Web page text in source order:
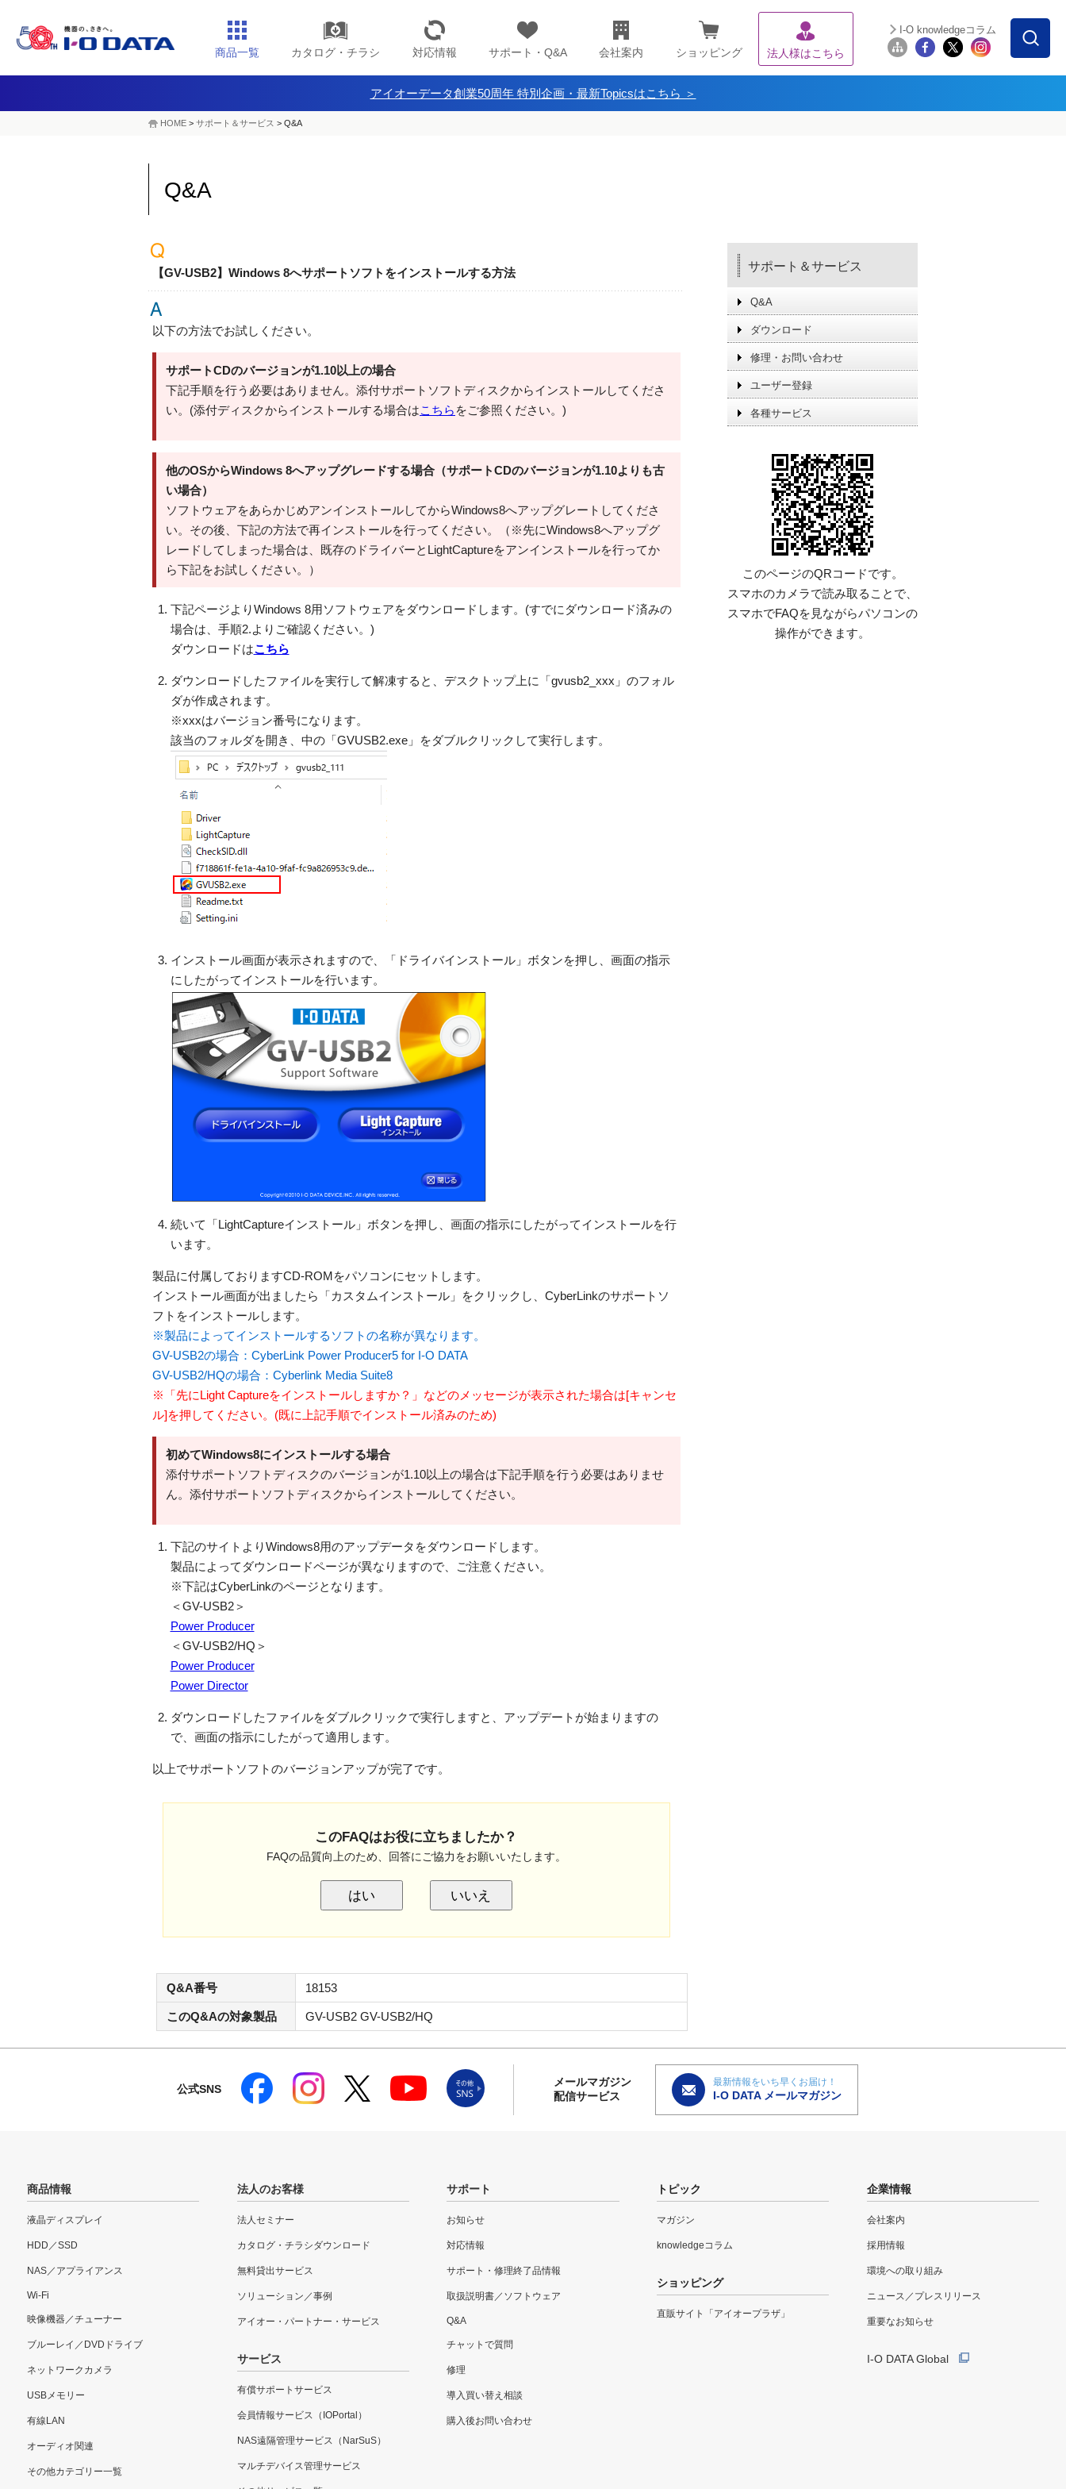
商品一覧 カタログ・チラシ 対応情報 サポート・Q&A 会社案内 ショッピング 法人様はこちら
I-O knowledgeコラム
アイオーデータ創業50周年 特別企画・最新Topicsはこちら ＞
HOME > サポート＆サービス > Q&A
Q&A
【GV-USB2】Windows 8へサポートソフトをインストールする方法
以下の方法でお試しください。
サポートCDのバージョンが1.10以上の場合
下記手順を行う必要はありません。添付サポートソフトディスクからインストールしてくださ
い。(添付ディスクからインストールする場合はこちら をご参照ください。)
他のOSからWindows 8へアップグレードする場合（サポートCDのバージョンが1.10よりも古
い場合）
ソフトウェアをあらかじめアンインストールしてからWindows8へアップグレートしてくださ
い。その後、下記の方法で再インストールを行ってください。（※先にWindows8へアップグ
レードしてしまった場合は、既存のドライバーとLightCaptureをアンインストールを行ってか
ら下記をお試しください。）
下記ページよりWindows 8用ソフトウェアをダウンロードします。(すでにダウンロード済みの
場合は、手順2.よりご確認ください。)
ダウンロードはこちら
ダウンロードしたファイルを実行して解凍すると、デスクトップ上に「gvusb2_xxx」のフォル
ダが作成されます。
※xxxはバージョン番号になります。
該当のフォルダを開き、中の「GVUSB2.exe」をダブルクリックして実行します。
インストール画面が表示されますので、「ドライバインストール」ボタンを押し、画面の指示
にしたがってインストールを行います。
続いて「LightCaptureインストール」ボタンを押し、画面の指示にしたがってインストールを行
います。
製品に付属しておりますCD-ROMをパソコンにセットします。
インストール画面が出ましたら「カスタムインストール」をクリックし、CyberLinkのサポートソ
フトをインストールします。
※製品によってインストールするソフトの名称が異なります。
GV-USB2の場合：CyberLink Power Producer5 for I-O DATA
GV-USB2/HQの場合：Cyberlink Media Suite8
※「先にLight Captureをインストールしますか？」などのメッセージが表示された場合は[キャンセ
ル]を押してください。(既に上記手順でインストール済みのため)
初めてWindows8にインストールする場合
添付サポートソフトディスクのバージョンが1.10以上の場合は下記手順を行う必要はありませ
ん。添付サポートソフトディスクからインストールしてください。
下記のサイトよりWindows8用のアップデータをダウンロードします。
製品によってダウンロードページが異なりますので、ご注意ください。
※下記はCyberLinkのページとなります。
＜GV-USB2＞
Power Producer
＜GV-USB2/HQ＞
Power Producer
Power Director
ダウンロードしたファイルをダブルクリックで実行しますと、アップデートが始まりますの
で、画面の指示にしたがって適用します。
以上でサポートソフトのバージョンアップが完了です。
このFAQはお役に立ちましたか？
FAQの品質向上のため、回答にご協力をお願いいたします。
はい いいえ
Q&A番号 18153
このQ&Aの対象製品 GV-USB2 GV-USB2/HQ
サポート＆サービス
Q&A
ダウンロード
修理・お問い合わせ
ユーザー登録
各種サービス
このページのQRコードです。
スマホのカメラで読み取ることで、
スマホでFAQを見ながらパソコンの
操作ができます。
公式SNS
メールマガジン
配信サービス
最新情報をいち早くお届け！
I-O DATA メールマガジン
商品情報
液晶ディスプレイ
HDD／SSD
NAS／アプライアンス
Wi-Fi
映像機器／チューナー
ブルーレイ／DVDドライブ
ネットワークカメラ
USBメモリー
有線LAN
オーディオ関連
その他カテゴリー一覧
法人のお客様
法人セミナー
カタログ・チラシダウンロード
無料貸出サービス
ソリューション／事例
アイオー・パートナー・サービス
サービス
有償サポートサービス
会員情報サービス（IOPortal）
NAS遠隔管理サービス（NarSuS）
マルチデバイス管理サービス
サポート
お知らせ
対応情報
サポート・修理終了品情報
取扱説明書／ソフトウェア
Q&A
チャットで質問
修理
導入買い替え相談
購入後お問い合わせ
トピック
マガジン
knowledgeコラム
ショッピング
直販サイト「アイオープラザ」
企業情報
会社案内
採用情報
環境への取り組み
ニュース／プレスリリース
重要なお知らせ
I-O DATA Global